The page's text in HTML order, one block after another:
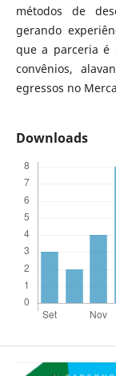
métodos de
gerando
que a parceria é
convênios,
egressos no
Downloads